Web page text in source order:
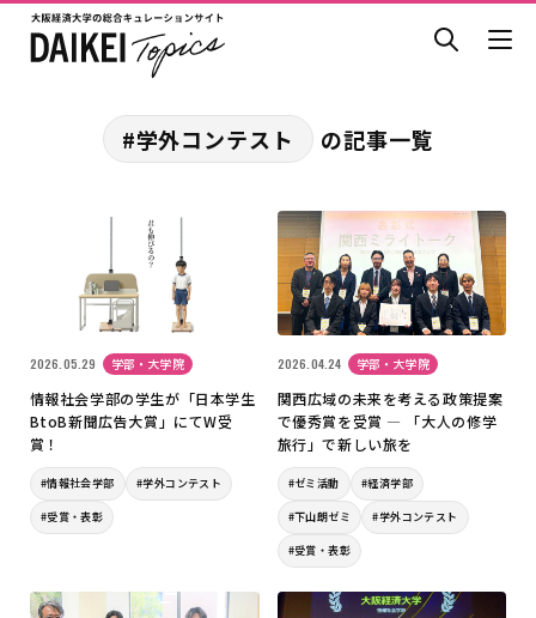
#学外コンテスト の記事一覧
2026.05.29 学部・大学院
情報社会学部の学生が「日本学生
BtoB新聞広告大賞」にてW受
賞！
#情報社会学部 #学外コンテスト
#受賞・表彰
2026.04.24 学部・大学院
関西広域の未来を考える政策提案
で優秀賞を受賞 ― 「大人の修学
旅行」で新しい旅を
#ゼミ活動 #経済学部
#下山朗ゼミ #学外コンテスト
#受賞・表彰